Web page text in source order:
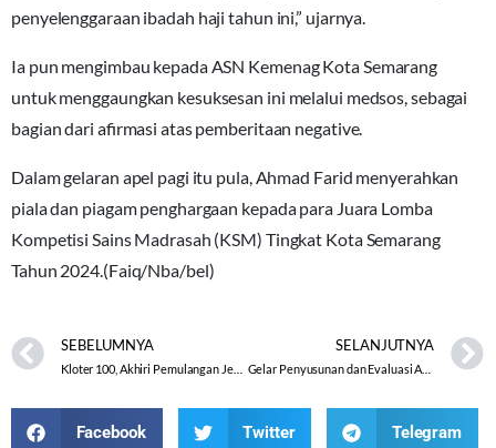
penyelenggaraan ibadah haji tahun ini,” ujarnya.
Ia pun mengimbau kepada ASN Kemenag Kota Semarang
untuk menggaungkan kesuksesan ini melalui medsos, sebagai
bagian dari afirmasi atas pemberitaan negative.
Dalam gelaran apel pagi itu pula, Ahmad Farid menyerahkan
piala dan piagam penghargaan kepada para Juara Lomba
Kompetisi Sains Madrasah (KSM) Tingkat Kota Semarang
Tahun 2024.(Faiq/Nba/bel)
SEBELUMNYA
Kloter 100, Akhiri Pemulangan Jemaah Embarkasi Solo
SELANJUTNYA
Facebook Twitter Telegram